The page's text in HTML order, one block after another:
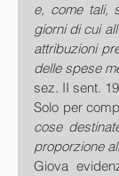
e, come tali,
giorni di cui
attribuzioni
delle spese
sez. II sent.
Solo per
cose
proporzione
Giova